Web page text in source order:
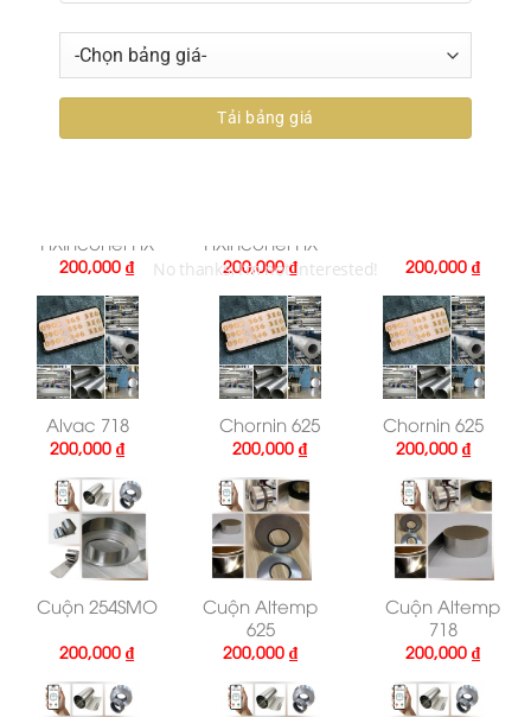
Altemp 625
200,000₫
Altemp 718 Altemp 718
200,000
HXInconel HX
200,000₫
HXInconel HX
200,000₫ 200,000₫
Alvac 718
200,000₫
Chornin 625
200,000₫
Chornin 625
200,000₫
Cuộn 254SMO
200,000₫
Cuộn Altemp
625
200,000₫
Cuộn Altemp
718
200,000₫